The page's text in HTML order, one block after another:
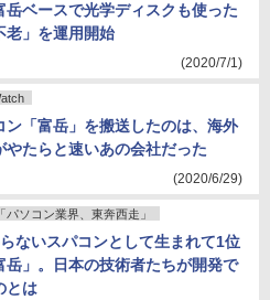
岳ベースで光学ディスクも使った
老」を運用開始
(2020/7/1)
ン「富岳」を搬送したのは、海外
やたらと速いあの会社だった
(2020/6/29)
パソコン業界、東奔西走」
ないスパコンとして生まれて1位
岳」。日本の技術者たちが開発で
とは